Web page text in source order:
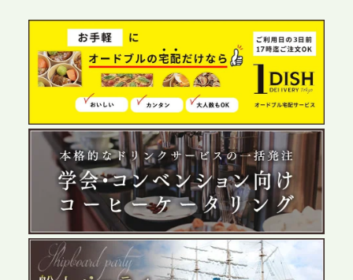
2026.6.4
プレスリリースのご案内｜夏の社内親睦が、配属後
の離職防止に。オフィスや会議室で縁日気分を味わ
う「お祭りケータリング」の提供を開始
2026.5.29
プレスリリースのご案内｜ケータリングのセカンド
テーブル、群馬前橋支社を設立。再開発やオフィス
展開が進む前橋エリアの企業ニーズに応え、高品質
なサービスで各種イベント・懇親会をサポート